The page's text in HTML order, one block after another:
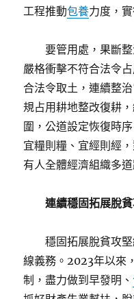
工程推動包養力度，
要管用處，果斷
嚴格衝擊不符合法令
合法令取土，連續整
規占用耕地整改復耕
圍，公道設定恢復時
宜糧則糧、宜經則經
有人全體經濟組織多
連續穩固拓展脫
穩固拓展脫貧攻
線義務。2023年以來
制，盡力做到早發明、